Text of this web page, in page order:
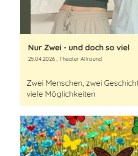
Nur Zwei - und doch so viel
25.04.2026 , Theater Allround
Zwei Menschen, zwei
viele Möglichkeiten